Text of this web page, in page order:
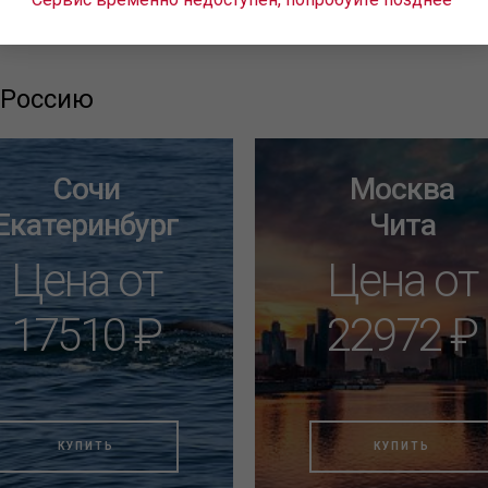
Сочи
Цена от
17510 ₽
КУПИТЬ
Москва
Чита
Цена от
22972 ₽
КУПИТЬ